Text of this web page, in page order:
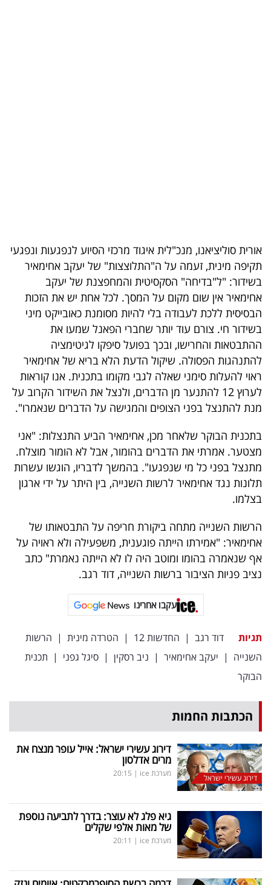
הכלכלי
פודקאסט
40
UNDER
40
שיתופי
דרושים
ניוזלטרים
מייל
אדום
באייס
עקבו
אחרינו:
אורית סוליציאנו, מנכ"לית איגוד מרכזי הסיוע לנפגעות ונפגעי
תקיפה מינית, זעמה על ה"התלוצצות" של יעקב אחימאיר
בשידור: "ל"בדיחה" הסקסיטית והמחפצנת של יעקב
אחימאיר אין שום מקום על המסך. לכל אחת יש את הזכות
הבסיסית ללכת לעבודה בלי להיות מסומנת כאובייקט מיני
בשידור חי. צורם עוד יותר שחברי הפאנל שמעו את
ההתבטאות והחרישו, ובכך בפועל סיפקו לגיטימציה
להתנהגות הפסולה. שיקול הדעת הלא בריא של אחימאיר
ראוי להעלות סימני שאלה לגבי מקומו בתכנית. אנו קוראות
לערוץ 12 להתנער מן הדברים, ולנצל את השידור הקרוב על
מנת להתנצל בפני הצופים והמגישה על הדברים שנאמרו".
בתכנית הבוקר שלאחר מכן, אחימאיר הביע התנצלות: "אני
מצטער. אמרתי את הדברים בהומור, אבל לא הומור מוצלח.
מתנצל בפני כל מי שנפגעו". בהמשך לדבריו, הוגשו עשרות
תלונות נגד אחימאיר לרשות השנייה, בין היתר על ידי ארגון
בצלמו.
הרשות השנייה מתחה ביקורת חריפה על התבטאותו של
אחימאיר: "אמירתו הייתה פוגענית, משפעילה ולא ראויה על
אף שנאמרה בהומו ומוטב היה לו לא הייתה נאמרת" כתב
נציב פניות הציבור ברשות השנייה, דוד רגב.
עקבו אחרינו
תגיות דוד רגב | החדשות 12 | הטרדה מינית | הרשות
השנייה | יעקב אחימאיר | ניב רסקין | סיגל גפני | תכנית
הבוקר
הכתבות החמות
דירוג עשירי ישראל
דירוג עשירי ישראל: אייל עופר מנצח את
מרים אדלסון
מערכת ice |
20:15
גיא פלג לא עוצר: בדרך לתביעה נוספת
של מאות אלפי שקלים
מערכת ice |
20:11